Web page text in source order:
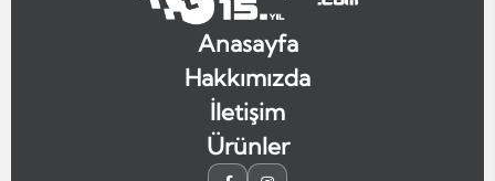
Anasayfa
Hakkımızda
İletişim
Ürünler